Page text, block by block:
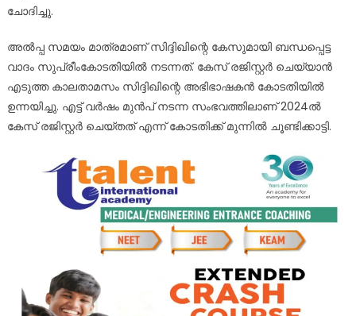
ചോദിച്ചു.
അല്‍പ്പ സമയം മാത്രമാണ് സിദ്ദിഖിന്റെ കേസുമായി ബന്ധപ്പെട്ട
വാദം സുപ്രീംകോടതിയില്‍ നടന്നത്. കേസ് രജിസ്റ്റര്‍ ചെയ്യാന്‍
എടുത്ത കാലതാമസം സിദ്ദിഖിന്റെ അഭിഭാഷകന്‍ കോടതിയില്‍
ഉന്നയിച്ചു. എട്ട് വര്‍ഷം മുന്‍പ് നടന്ന സംഭവത്തിലാണ് 2024ല്‍
കേസ് രജിസ്റ്റര്‍ ചെയ്തത് എന്ന് കോടതിക്ക് മുന്നില്‍ ചൂണ്ടിക്കാട്ടി.